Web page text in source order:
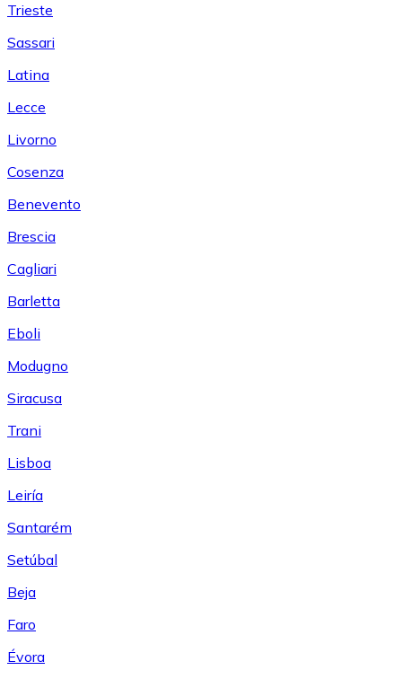
Trieste
Sassari
Latina
Lecce
Livorno
Cosenza
Benevento
Brescia
Cagliari
Barletta
Eboli
Modugno
Siracusa
Trani
Lisboa
Leiría
Santarém
Setúbal
Beja
Faro
Évora